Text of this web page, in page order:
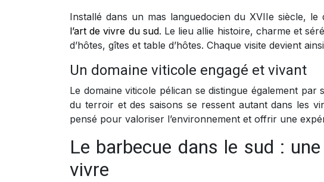
Installé dans un mas languedocien du XVIIe siècle,
l’art de vivre du sud. Le lieu allie histoire, charme et
d’hôtes, gîtes et table d’hôtes. Chaque visite devient
Un domaine viticole engagé et vivant
Le domaine viticole pélican se distingue également
du terroir et des saisons se ressent autant dans les
pensé pour valoriser l’environnement et offrir une
Le barbecue dans le sud :
vivre